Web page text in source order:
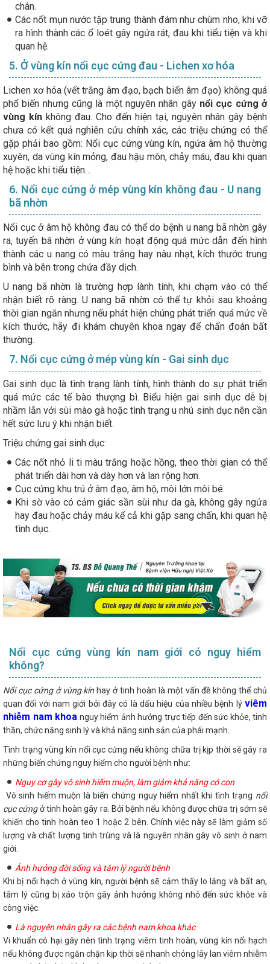
chân.
Các nốt mụn nước tập trung thành đám như chùm nho, khi vỡ
ra hình thành các ổ loét gây ngứa rát, đau khi tiểu tiện và khi
quan hệ.
5. Ở vùng kín nổi cục cứng đau - Lichen xơ hóa
Lichen xơ hóa (vết trắng âm đạo, bạch biến âm đạo) không quá
phổ biến nhưng cũng là một nguyên nhân gây nổi cục cứng ở
vùng kín không đau. Cho đến hiện tại, nguyên nhân gây bệnh
chưa có kết quả nghiên cứu chính xác, các triệu chứng có thể
gặp phải bao gồm: Nổi cục cứng vùng kín, ngứa âm hộ thường
xuyên, da vùng kín mỏng, đau hậu môn, chảy máu, đau khi quan
hệ hoặc khi tiểu tiện…
6. Nổi cục cứng ở mép vùng kín không đau - U nang
bã nhờn
Nổi cục ở âm hộ không đau có thể do bệnh u nang bã nhờn gây
ra, tuyến bã nhờn ở vùng kín hoạt động quá mức dẫn đến hình
thành các u nang có màu trắng hay nâu nhạt, kích thước trung
bình và bên trong chứa đầy dịch.
U nang bã nhờn là trường hợp lành tính, khi chạm vào có thể
nhận biết rõ ràng. U nang bã nhờn có thể tự khỏi sau khoảng
thời gian ngăn nhưng nếu phát hiện chúng phát triển quá mức về
kích thước, hãy đi khám chuyên khoa ngay để chẩn đoán bất
thường.
7. Nổi cục cứng ở mép vùng kín - Gai sinh dục
Gai sinh dục là tình trạng lành tính, hình thành do sự phát triển
quá mức các tế bào thượng bì. Biểu hiện gai sinh dục dễ bị
nhầm lẫn với sùi mào gà hoặc tình trạng u nhú sinh dục nên cần
hết sức lưu ý khi nhận biết.
Triệu chứng gai sinh dục:
Các nốt nhỏ li ti màu trắng hoặc hồng, theo thời gian có thể
phát triển dài hơn và dày hơn và lan rộng hơn.
Cục cứng khu trú ở âm đạo, âm hộ, môi lớn môi bé.
Khi sờ vào có cảm giác sần sùi như da gà, không gây ngứa
hay đau hoặc chảy máu kể cả khi gặp sang chấn, khi quan hệ
tình dục.
Nổi cục cứng vùng kín nam giới có nguy hiểm
không?
Nổi cục cứng ở vùng kín hay ở tinh hoàn là một vấn đề không thể chủ
quan đối với nam giới bởi đây có là dấu hiệu của nhiều bệnh lý viêm
nhiễm nam khoa nguy hiểm ảnh hưởng trực tiếp đến sức khỏe, tinh
thần, chức năng sinh lý và khả năng sinh sản của phái mạnh.
Tình trạng vùng kín nổi cục cứng nếu không chữa trị kịp thời sẽ gây ra
những biến chứng nguy hiểm cho người bệnh như:
Nguy cơ gây vô sinh hiếm muộn, làm giảm khả năng có con
Vô sinh hiếm muộn là biến chứng nguy hiểm nhất khi tình trạng nổi
cục cứngở tinh hoàn gây ra. Bởi bệnh nếu không được chữa trị sớm sẽ
khiến cho tinh hoàn teo 1 hoặc 2 bên. Chính việc này sẽ làm giảm số
lượng và chất lượng tinh trùng và là nguyên nhân gây vô sinh ở nam
giới.
Ảnh hưởng đời sống và tâm lý người bệnh
Khi bị nổi hạch ở vùng kín, người bệnh sẽ cảm thấy lo lắng và bất an,
tâm lý cũng bị xáo trộn gây ảnh hưởng không nhỏ đến sức khỏe và
công việc.
Là nguyên nhân gây ra các bệnh nam khoa khác
Vi khuẩn có hại gây nên tình trạng viêm tinh hoàn, vùng kín nổi hạch
nếu không được ngăn chặn kịp thời sẽ nhanh chóng lây lan viêm nhiễm